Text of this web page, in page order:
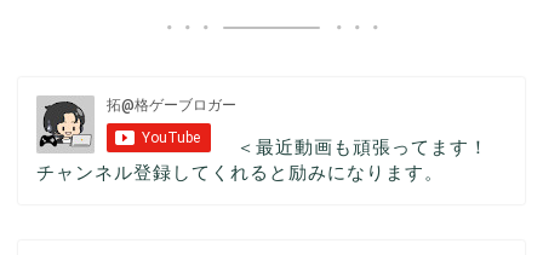
＜最近動画も頑張ってます！
チャンネル登録してくれると励みになります。